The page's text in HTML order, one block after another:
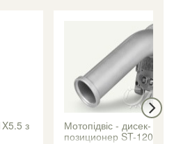
з
Мотопідвіс - дисек-
позиционер ST-120 +